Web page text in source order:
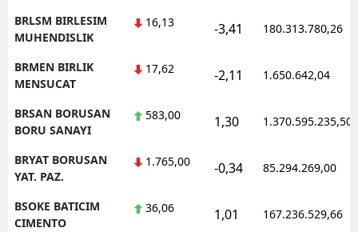
BRLSM BIRLESIM
MUHENDISLIK
16,13 -3,41 180.313.780,26
BRMEN BIRLIK
MENSUCAT
17,62 -2,11 1.650.642,04
BRSAN BORUSAN
BORU SANAYI
583,00 1,30 1.370.595.235,50
BRYAT BORUSAN
YAT. PAZ.
1.765,00 -0,34 85.294.269,00
BSOKE BATICIM
CIMENTO
36,06 1,01 167.236.529,66